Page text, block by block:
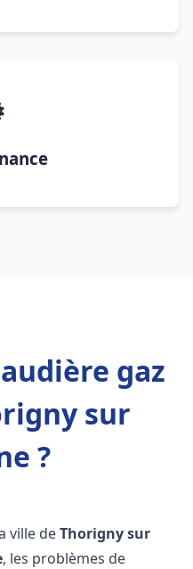
gaz
sur
?
ville deThorigny sur
, les problèmes de